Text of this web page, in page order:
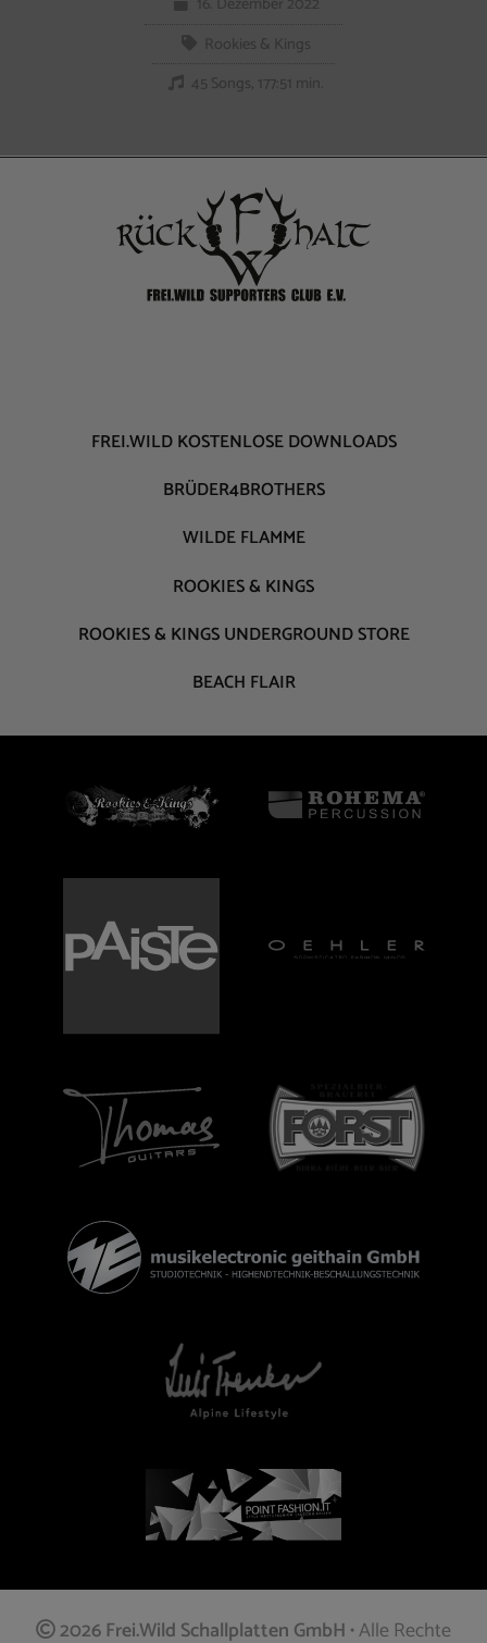
Rookies & Kings
45 Songs, 177:51 min.
FREI.WILD KOSTENLOSE DOWNLOADS
BRÜDER4BROTHERS
WILDE FLAMME
ROOKIES & KINGS
ROOKIES & KINGS UNDERGROUND STORE
BEACH FLAIR
2026 Frei.Wild Schallplatten GmbH • Alle Rechte